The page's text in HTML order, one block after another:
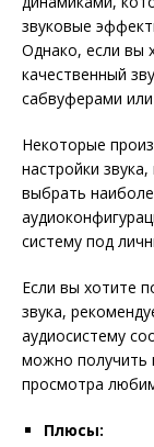
звуковые
Однако, если вы
качественный
сабвуферами
Некоторые
настройки
выбрать
систему под
Если вы хотите
звука,
аудиосистему
можно получить
просмотра
Плюсы: